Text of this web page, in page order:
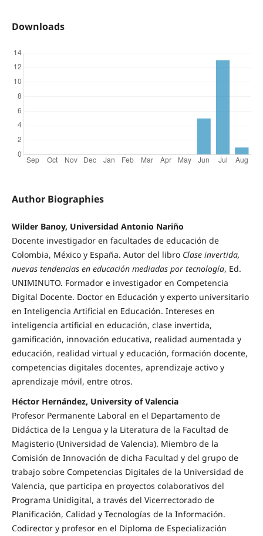
Downloads
Author Biographies
Wilder Banoy, Universidad Antonio Nariño
Docente investigador en facultades de educación de
Colombia, México y España. Autor del libro Clase invertida,
nuevas tendencias en educación mediadas por tecnología, Ed.
UNIMINUTO. Formador e investigador en Competencia
Digital Docente. Doctor en Educación y experto universitario
en Inteligencia Artificial en Educación. Intereses en
inteligencia artificial en educación, clase invertida,
gamificación, innovación educativa, realidad aumentada y
educación, realidad virtual y educación, formación docente,
competencias digitales docentes, aprendizaje activo y
aprendizaje móvil, entre otros.
Héctor Hernández, University of Valencia
Profesor Permanente Laboral en el Departamento de
Didáctica de la Lengua y la Literatura de la Facultad de
Magisterio (Universidad de Valencia). Miembro de la
Comisión de Innovación de dicha Facultad y del grupo de
trabajo sobre Competencias Digitales de la Universidad de
Valencia, que participa en proyectos colaborativos del
Programa Unidigital, a través del Vicerrectorado de
Planificación, Calidad y Tecnologías de la Información.
Codirector y profesor en el Diploma de Especialización